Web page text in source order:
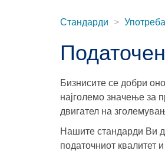
Стандарди Употреба
Бизнисите се добри
најголемо значење за
двигател на
Нашите стандарди Ви
податочниот